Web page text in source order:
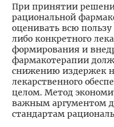
При принятии
рациональной
оценивать всю
либо конкретного
формирования и
фармакотерапии
снижению издержек
лекарственного
целом. Метод
важным аргументом
стандартам